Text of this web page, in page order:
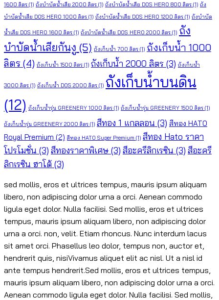
1600 ลิตร (1) ถังบำบัดน้ำเสีย 2000 ลิตร (1) ถังบำบัดน้ำเสีย DOS HERO 800 ลิตร (1) ถัง
บำบัดน้ำเสีย DOS HERO 1000 ลิตร (1) ถังบำบัดน้ำเสีย DOS HERO 1200 ลิตร (1) ถังบำบัด
น้ำเสีย DOS HERO 1600 ลิตร (1) ถังบำบัดน้ำเสีย DOS HERO 2000 ลิตร (1) ถัง
บำบัดน้ำเสียกันงู (5) ถังเก็บน้ำ 700 ลิตร (1) ถังเก็บน้ำ 1000
ลิตร (4) ถังเก็บน้ำ 1500 ลิตร (1) ถังเก็บน้ำ 2000 ลิตร (3) ถังเก็บน้ำ
3000 ลิตร (1) ถังเก็บน้ำ DOS 2000 ลิตร (1) ถังเก็บน้ำบนดิน
(12) ถังเก็บน้ำรุ่น GREENERY 1000 ลิตร (1) ถังเก็บน้ำรุ่น GREENERY 1500 ลิตร (1)
ถังเก็บน้ำรุ่น GREENERY 2000 ลิตร (1) สีทอง 1 แกลลอน (3) สีทอง HATO
Royal Premium (2) สีทอง HATO Super Premium (1) สีทอง Hato ราคา
โปรโมชั่น (3) สีทองราคาพิเศษ (3) สีอะครีลิกเรซิน (3) สีอะครี
ลิกเรซิน ฮาโต้ (3)
sed mollis, eros et ultrices tempus, mauris ipsum aliquam
libero, non adipiscing dolor urna a orci. Aenean commodo
ligula eget dolor. Nulla facilisi. Sed mollis, eros et ultrices
tempus, mauris ipsum aliquam libero, non adipiscing dolor
urna a orci. non, velit. Etiam rhoncus. Nunc interdum lacus
sit amet orci. Phasellus leo dolor, tempus non, auctor et,
hendrerit quis, nisiVivamus aliquet elit ac nisl. Ut a nisl id
ante tempus hendrerit.Sed mollis, eros et ultrices tempus,
mauris ipsum aliquam libero, non adipiscing dolor urna a orci.
Aenean commodo ligula eget dolor. Nulla facilisi. Sed mollis,